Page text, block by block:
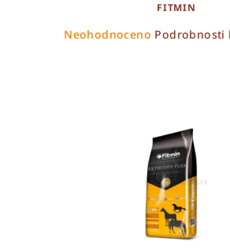
FITMIN
Průměrné
Neohodnoceno Podrobnosti